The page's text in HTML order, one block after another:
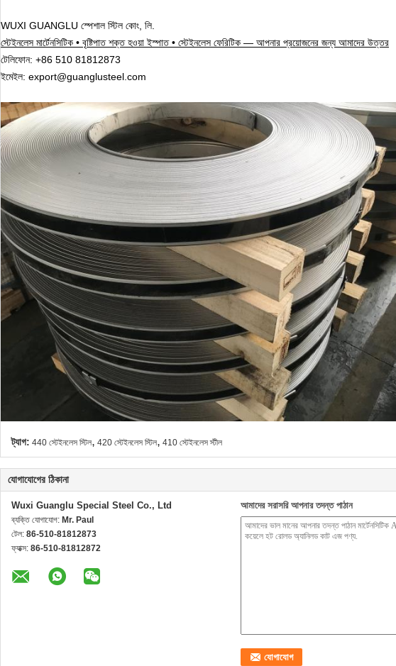
WUXI GUANGLU স্পেশাল স্টিল কোং, লি.
স্টেইনলেস মার্টেনসিটিক • বৃষ্টিপাত শক্ত হওয়া ইস্পাত • স্টেইনলেস ফেরিটিক — আপনার প্রয়োজনের জন্য আমাদের উত্তর
টেলিফোন: +86 510 81812873
ইমেইল: export@guanglusteel.com
ট্যাগ: 440 স্টেইনলেস স্টিল, 420 স্টেইনলেস স্টিল, 410 স্টেইনলেস স্টীল
যোগাযোগের ঠিকানা
Wuxi Guanglu Special Steel Co., Ltd
ব্যক্তি যোগাযোগ: Mr. Paul
টেল: 86-510-81812873
ফ্যাক্স: 86-510-81812872
আমাদের সরাসরি আপনার তদন্ত পাঠান